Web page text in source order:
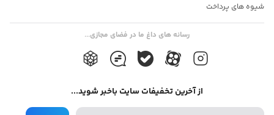
شیوه های پرداخت
رسانه های داغ ما در فضای مجازی...
از آخرین تخفیفات سایت باخبر شوید...